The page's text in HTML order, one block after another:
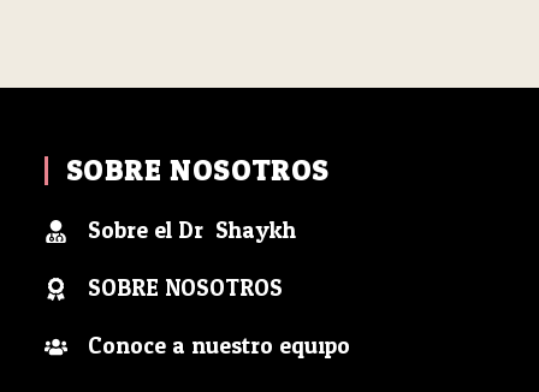
SOBRE NOSOTROS
Sobre el Dr. Shaykh
SOBRE NOSOTROS
Conoce a nuestro equipo